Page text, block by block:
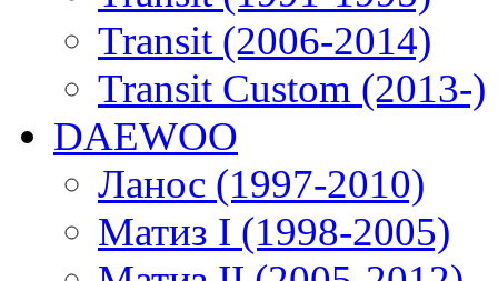
Transit (2006-2014)
Transit Custom (2013-)
DAEWOO
Ланос (1997-2010)
Матиз I (1998-2005)